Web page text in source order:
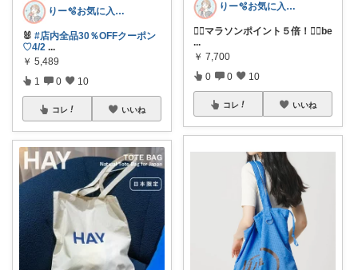
りー🫧お気に入りのある暮らし🧺
🐰 #店内全品30％OFFクーポン
♡4/2 ...
￥ 5,489
1 0 10
コレ いいね
りー🫧お気に入りのある暮らし🧺
🏃‍♀️マラソンポイント５倍！🏃‍♀️be
...
￥ 7,700
0 0 10
コレ いいね